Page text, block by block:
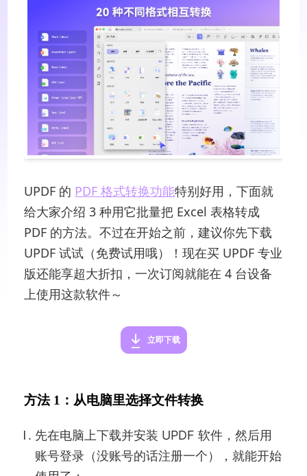
UPDF 的 PDF 格式转换功能特别好用，下面就
给大家介绍 3 种用它批量把 Excel 表格转成
PDF 的方法。不过在开始之前，建议你先下载
UPDF 试试（免费试用哦）！现在买 UPDF 专业
版还能享超大折扣，一次订阅就能在 4 台设备
上使用这款软件～
立即下载
方法 1：从电脑里选择文件转换
先在电脑上下载并安装 UPDF 软件，然后用
账号登录（没账号的话注册一个），就能开始